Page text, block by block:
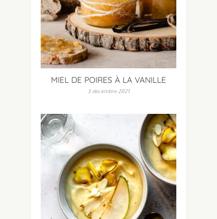
MIEL DE POIRES À LA VANILLE
3 décembre 2021